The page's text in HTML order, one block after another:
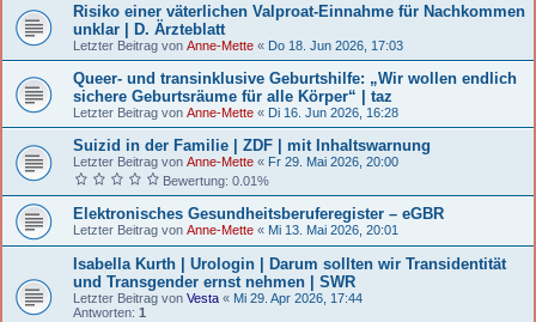
Risiko einer väterlichen Valproat-Einnahme für Nachkommen
unklar | D. Ärzteblatt
Letzter Beitrag von Anne-Mette « Do 18. Jun 2026, 17:03
Queer- und transinklusive Geburtshilfe: „Wir wollen endlich
sichere Geburtsräume für alle Körper“ | taz
Letzter Beitrag von Anne-Mette « Di 16. Jun 2026, 16:28
Suizid in der Familie | ZDF | mit Inhaltswarnung
Letzter Beitrag von Anne-Mette « Fr 29. Mai 2026, 20:00
Bewertung: 0.01%
Elektronisches Gesundheitsberuferegister – eGBR
Letzter Beitrag von Anne-Mette « Mi 13. Mai 2026, 20:01
Isabella Kurth | Urologin | Darum sollten wir Transidentität
und Transgender ernst nehmen | SWR
Letzter Beitrag von Vesta « Mi 29. Apr 2026, 17:44
Antworten: 1